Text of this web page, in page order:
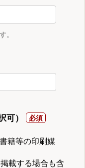
。
可）
籍等の印刷媒
載する場合も含